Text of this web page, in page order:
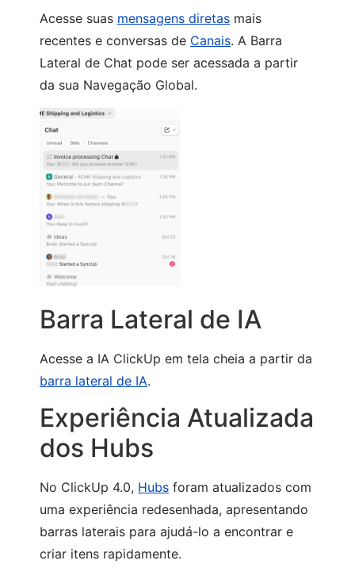
Acesse suas mensagens diretas mais
recentes e conversas de Canais. A Barra
Lateral de Chat pode ser acessada a partir
da sua Navegação Global.
Barra Lateral de IA
Acesse a IA ClickUp em tela cheia a partir da
barra lateral de IA.
Experiência Atualizada
dos Hubs
No ClickUp 4.0, Hubs foram atualizados com
uma experiência redesenhada, apresentando
barras laterais para ajudá-lo a encontrar e
criar itens rapidamente.